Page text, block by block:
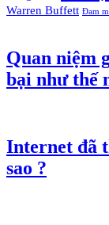
Warren Buffett Đam
Quan niệm
bại như thế
Internet đã
sao ?